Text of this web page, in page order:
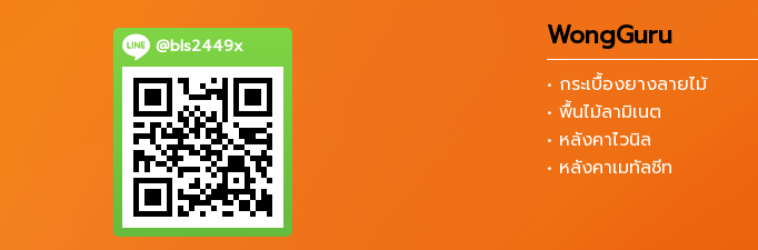
@bls2449x WongGuru
• กระเบื้องยางลายไม้
• พื้นไม้ลามิเนต
• หลังคาไวนิล
• หลังคาเมทัลชีท